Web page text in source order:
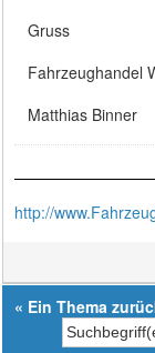
Gruss
Fahrzeughandel
Matthias Binner
http://
« Ein Thema